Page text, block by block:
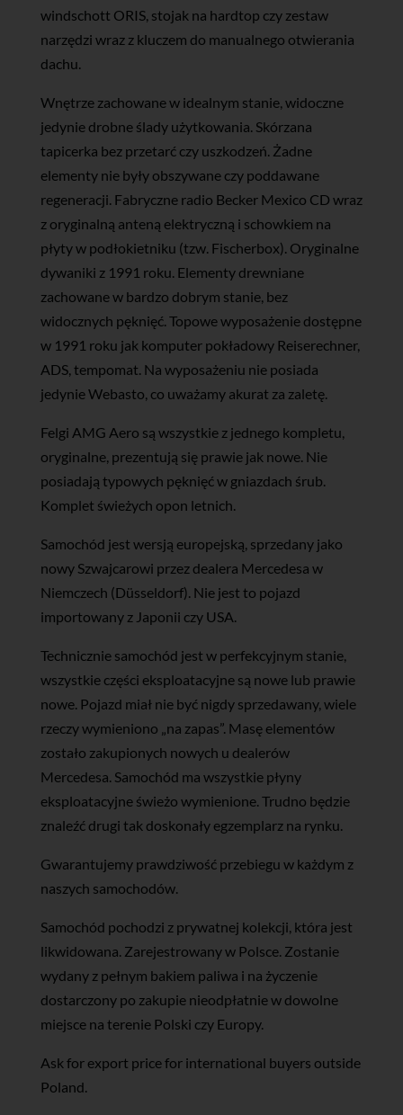
windschott ORIS, stojak na hardtop czy zestaw
narzędzi wraz z kluczem do manualnego otwierania
dachu.
Wnętrze zachowane w idealnym stanie, widoczne
jedynie drobne ślady użytkowania. Skórzana
tapicerka bez przetarć czy uszkodzeń. Żadne
elementy nie były obszywane czy poddawane
regeneracji. Fabryczne radio Becker Mexico CD wraz
z oryginalną anteną elektryczną i schowkiem na
płyty w podłokietniku (tzw. Fischerbox). Oryginalne
dywaniki z 1991 roku. Elementy drewniane
zachowane w bardzo dobrym stanie, bez
widocznych pęknięć. Topowe wyposażenie dostępne
w 1991 roku jak komputer pokładowy Reiserechner,
ADS, tempomat. Na wyposażeniu nie posiada
jedynie Webasto, co uważamy akurat za zaletę.
Felgi AMG Aero są wszystkie z jednego kompletu,
oryginalne, prezentują się prawie jak nowe. Nie
posiadają typowych pęknięć w gniazdach śrub.
Komplet świeżych opon letnich.
Samochód jest wersją europejską, sprzedany jako
nowy Szwajcarowi przez dealera Mercedesa w
Niemczech (Düsseldorf). Nie jest to pojazd
importowany z Japonii czy USA.
Technicznie samochód jest w perfekcyjnym stanie,
wszystkie części eksploatacyjne są nowe lub prawie
nowe. Pojazd miał nie być nigdy sprzedawany, wiele
rzeczy wymieniono „na zapas”. Masę elementów
zostało zakupionych nowych u dealerów
Mercedesa. Samochód ma wszystkie płyny
eksploatacyjne świeżo wymienione. Trudno będzie
znaleźć drugi tak doskonały egzemplarz na rynku.
Gwarantujemy prawdziwość przebiegu w każdym z
naszych samochodów.
Samochód pochodzi z prywatnej kolekcji, która jest
likwidowana. Zarejestrowany w Polsce. Zostanie
wydany z pełnym bakiem paliwa i na życzenie
dostarczony po zakupie nieodpłatnie w dowolne
miejsce na terenie Polski czy Europy.
Ask for export price for international buyers outside
Poland.